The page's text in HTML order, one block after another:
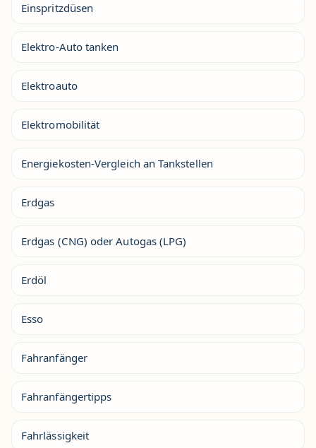
Einspritzdüsen
Elektro-Auto tanken
Elektroauto
Elektromobilität
Energiekosten-Vergleich an Tankstellen
Erdgas
Erdgas (CNG) oder Autogas (LPG)
Erdöl
Esso
Fahranfänger
Fahranfängertipps
Fahrlässigkeit